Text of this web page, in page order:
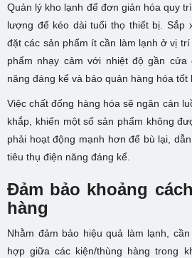
Quản lý kho lạnh để đơn giản hóa quy
lượng để kéo dài tuổi thọ thiết bị. Sắp
đặt các sản phẩm ít cần làm lạnh ở vị
phẩm nhạy cảm với nhiệt độ gần cửa
năng đáng kể và bảo quản hàng hóa tốt
Việc chất đống hàng hóa sẽ ngăn cản
khắp, khiến một số sản phẩm không
phải hoạt động mạnh hơn để bù lại,
tiêu thụ điện năng đáng kể.
Đảm bảo khoảng
hàng
Nhằm đảm bảo hiệu quả làm lạnh,
hợp giữa các kiện/thùng hàng trong